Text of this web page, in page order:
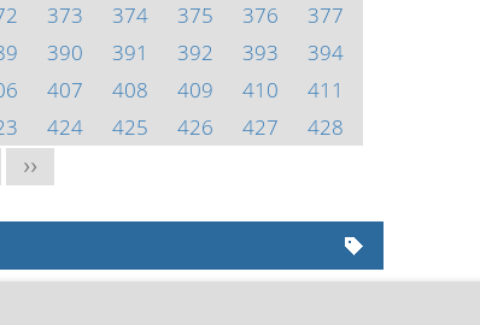
373 374 375 376
377
390 391 392 393
394
407 408 409 410
411
424 425 426 427
428
>>